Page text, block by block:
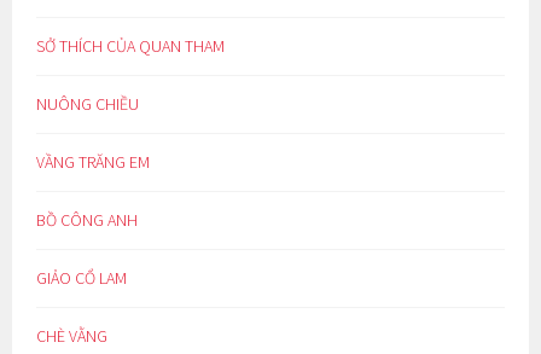
SỞ THÍCH CỦA QUAN THAM
NUÔNG CHIỀU
VẦNG TRĂNG EM
BỒ CÔNG ANH
GIẢO CỔ LAM
CHÈ VẰNG